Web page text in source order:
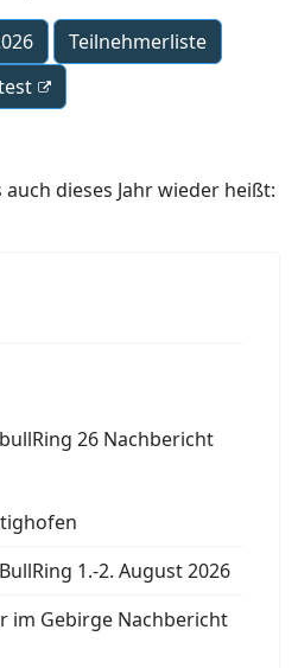
Teilnehmerliste
dieses Jahr wieder heißt:
26 Nachbericht
1.-2. August 2026
im Gebirge Nachbericht